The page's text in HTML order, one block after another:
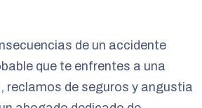
de un accidente
que te enfrentes a una
reclamos de seguros y angustia